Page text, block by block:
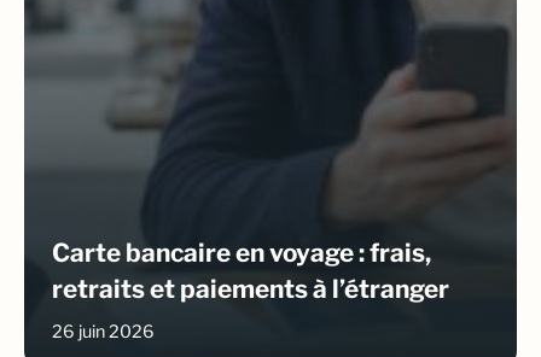
Carte bancaire en voyage : frais,
retraits et paiements à l’étranger
26 juin 2026